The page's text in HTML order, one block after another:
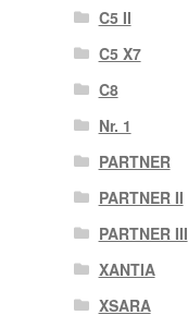
C5 II
C5 X7
C8
Nr. 1
PARTNER
PARTNER II
PARTNER III
XANTIA
XSARA